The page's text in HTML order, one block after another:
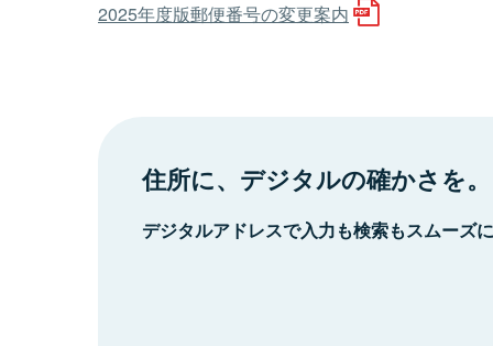
2025年度版郵便番号の変更案内
住所に、デジタルの確かさを。
デジタルアドレスで入力も検索もスムーズ